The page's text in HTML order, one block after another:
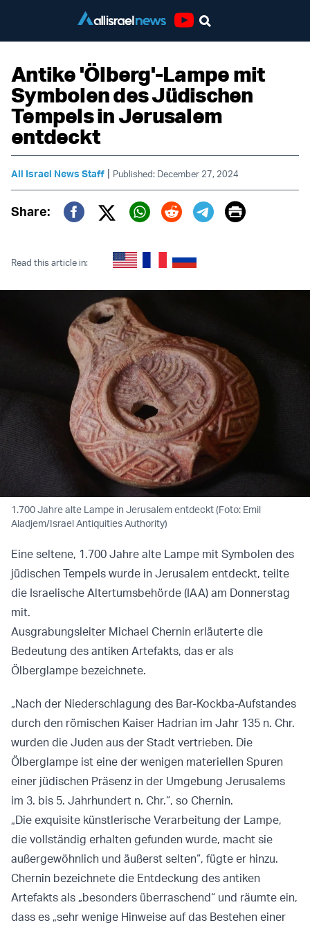
Antike 'Ölberg'-Lampe mit
Symbolen des Jüdischen
Tempels in Jerusalem
entdeckt
All Israel News Staff | Published: December 27, 2024
Share:
Twitter (X)
Print
Read this article in:
1.700 Jahre alte Lampe in Jerusalem entdeckt (Foto: Emil
Aladjem/Israel Antiquities Authority)
Eine seltene, 1.700 Jahre alte Lampe mit Symbolen des
jüdischen Tempels wurde in Jerusalem entdeckt, teilte
die Israelische Altertumsbehörde (IAA) am Donnerstag
mit.
Ausgrabungsleiter Michael Chernin erläuterte die
Bedeutung des antiken Artefakts, das er als
Ölberglampe bezeichnete.
„Nach der Niederschlagung des Bar-Kockba-Aufstandes
durch den römischen Kaiser Hadrian im Jahr 135 n. Chr.
wurden die Juden aus der Stadt vertrieben. Die
Ölberglampe ist eine der wenigen materiellen Spuren
einer jüdischen Präsenz in der Umgebung Jerusalems
im 3. bis 5. Jahrhundert n. Chr.“, so Chernin.
„Die exquisite künstlerische Verarbeitung der Lampe,
die vollständig erhalten gefunden wurde, macht sie
außergewöhnlich und äußerst selten“, fügte er hinzu.
Chernin bezeichnete die Entdeckung des antiken
Artefakts als „besonders überraschend“ und räumte ein,
dass es „sehr wenige Hinweise auf das Bestehen einer